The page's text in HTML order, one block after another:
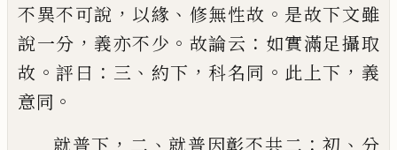
不異不可說 ， 以緣 、 修無性故 。 是故下文雖
說一分 ， 義亦不少 。 故論云 ： 如實滿足攝取
故 。評曰 ： 三 、 約下 ， 科名同 。 此上下 ， 義
意同 。
就普下 ， 二 、 就普因彰不共二 ：初 、 分